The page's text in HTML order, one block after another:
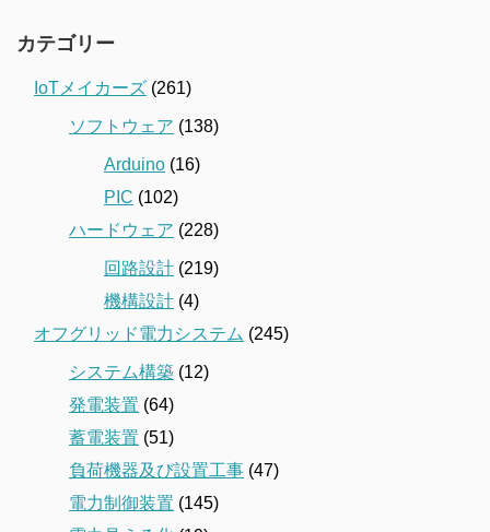
カテゴリー
IoTメイカーズ (261)
ソフトウェア (138)
Arduino (16)
PIC (102)
ハードウェア (228)
回路設計 (219)
機構設計 (4)
オフグリッド電力システム (245)
システム構築 (12)
発電装置 (64)
蓄電装置 (51)
負荷機器及び設置工事 (47)
電力制御装置 (145)